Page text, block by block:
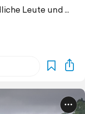
Leute und